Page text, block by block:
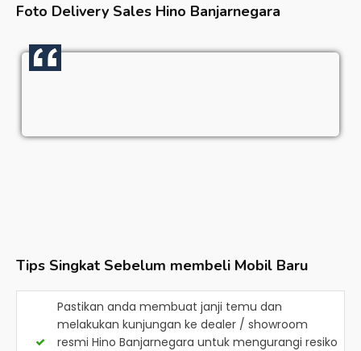
Foto Delivery Sales Hino Banjarnegara
Tips Singkat Sebelum membeli Mobil Baru
Pastikan anda membuat janji temu dan
melakukan kunjungan ke dealer / showroom
resmi Hino Banjarnegara untuk mengurangi resiko